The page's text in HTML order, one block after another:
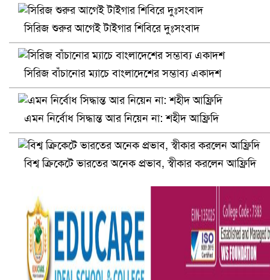
প্রোটিয়াদের হারিয়ে বিশ্বকাপের শিরোপা ঘরে তুলল ভারত
সিরিজ শুরুর আগেই টাইগার শিবিরে দুঃসংবাদ
সিরিজ বাঁচানোর ম্যাচে বাংলাদেশের সম্ভাব্য একাদশ
এমন নির্বোধ সিদ্ধান্ত আর নিয়েন না: শহীদ আফ্রিদি
বিশ্ব ক্রিকেটে ভারতের অনেক প্রভাব, স্বীকার করলেন আফ্রিদি